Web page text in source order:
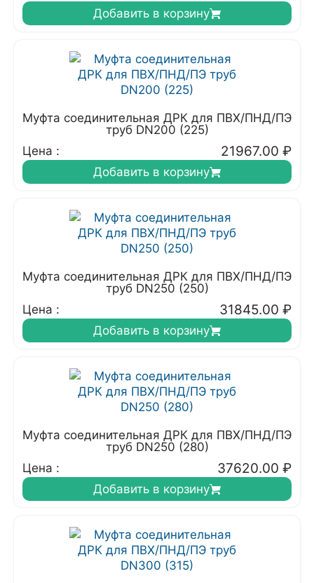
Добавить в корзину
Муфта соединительная ДРК для ПВХ/ПНД/ПЭ
труб DN200 (225)
Цена :
21967.00 ₽
Добавить в корзину
Муфта соединительная ДРК для ПВХ/ПНД/ПЭ
труб DN250 (250)
Цена :
31845.00 ₽
Добавить в корзину
Муфта соединительная ДРК для ПВХ/ПНД/ПЭ
труб DN250 (280)
Цена :
37620.00 ₽
Добавить в корзину